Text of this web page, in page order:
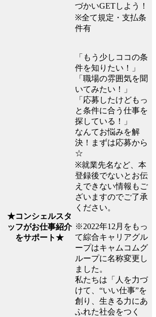
づかいGETしよう！
※全て規定・支払条
件有
★コンシェルスタ
ッフがお仕事紹介
をサポート★
「もう少しココの条
件を知りたい！」
「職場の雰囲気を聞
いてみたい！」
「応募したけどもっ
と条件に合う仕事を
探している！」
なんてお悩みを解
決！まずは応募から
☆
※就業先名など、本
登録後でないとお伝
えできない情報もご
ざいますのでご了承
ください。
※2022年12月をもっ
て綜合キャリアグル
ープはキャムコムグ
ループに名称変更し
ました。
私たちは「人を力づ
けて、“いい仕事”を
創り、生きる力にあ
ふれた社会をつく